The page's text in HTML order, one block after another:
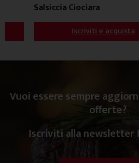
Salsiccia Ciociara
Iscriviti e acquista
Vuoi essere sempre
offerte?
Iscriviti alla newsletter